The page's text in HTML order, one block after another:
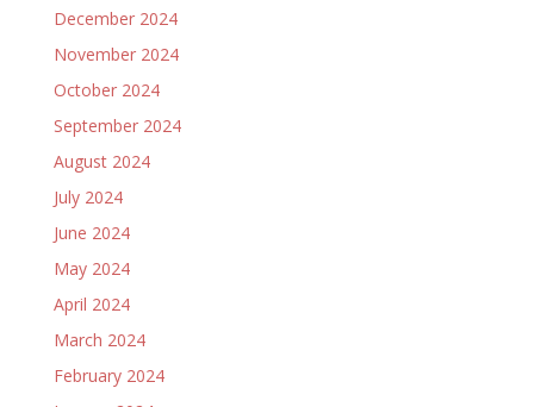
December 2024
November 2024
October 2024
September 2024
August 2024
July 2024
June 2024
May 2024
April 2024
March 2024
February 2024